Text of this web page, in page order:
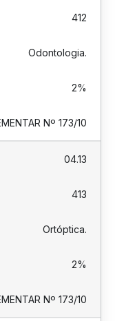
412
Odontologia.
2%
Nº 173/10
04.13
413
Ortóptica.
2%
Nº 173/10